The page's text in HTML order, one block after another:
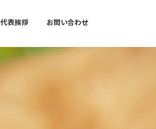
代表挨拶 お問い合わせ